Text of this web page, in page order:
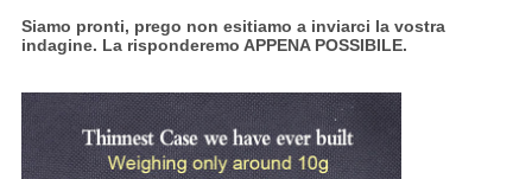
Siamo pronti, prego non esitiamo a inviarci la vostra
indagine. La risponderemo APPENA POSSIBILE.